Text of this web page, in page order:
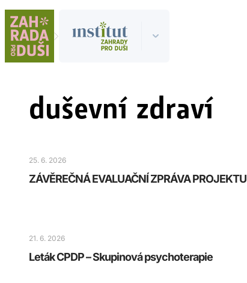
duševní zdraví
25. 6. 2026
ZÁVĚREČNÁ EVALUAČNÍ ZPRÁVA PROJEKTU
21. 6. 2026
Leták CPDP – Skupinová psychoterapie